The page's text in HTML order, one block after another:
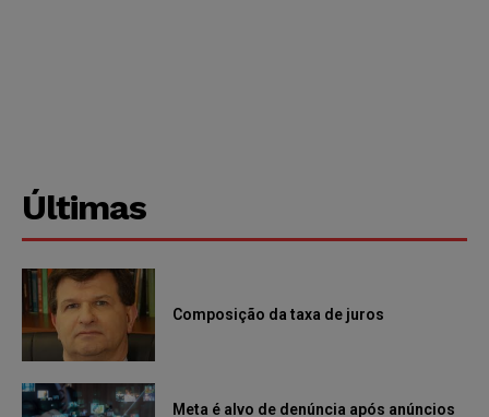
Últimas
Composição da taxa de juros
Meta é alvo de denúncia após anúncios